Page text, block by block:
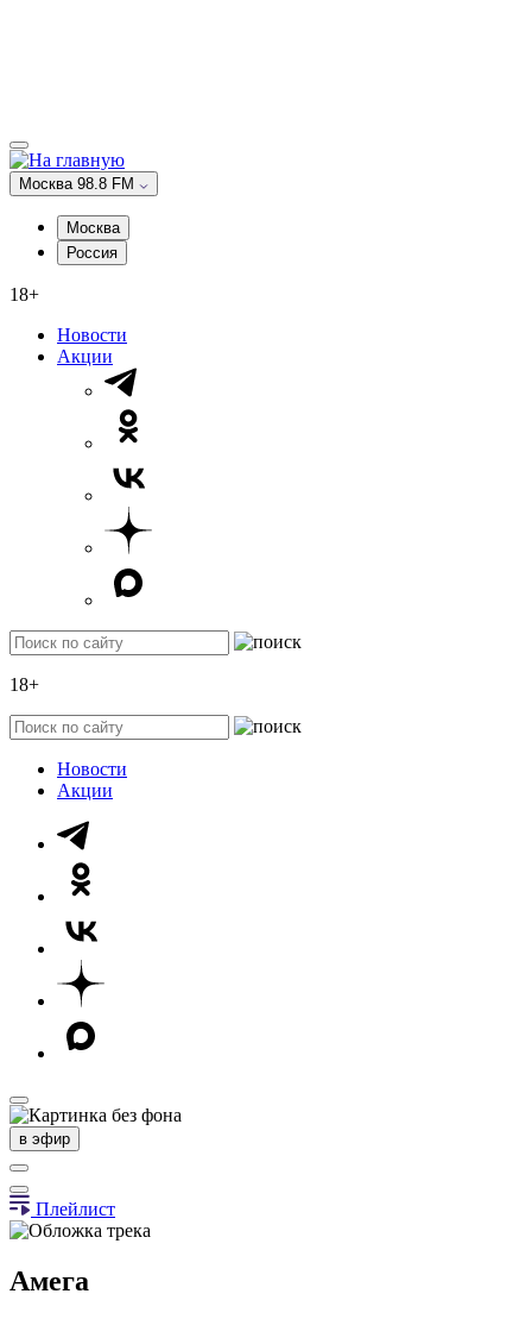
Москва 98.8 FM
Москва
Россия
18+
Новости
Акции
18+
Новости
Акции
в эфир
Плейлист
Амега